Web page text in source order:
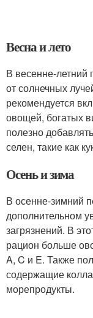
Весна и лето
В весенне-летний
от солнечных
рекомендуется
овощей, богатых
полезно
селен, такие как
Осень и зима
В осенне-зимний
дополнительном
загрязнений. В
рацион больше
A, C и E. Также
содержащие
морепродукты.